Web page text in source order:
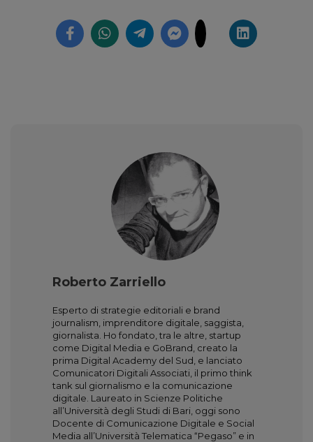
Roberto Zarriello
Esperto di strategie editoriali e brand
journalism, imprenditore digitale, saggista,
giornalista. Ho fondato, tra le altre, startup
come Digital Media e GoBrand, creato la
prima Digital Academy del Sud, e lanciato
Comunicatori Digitali Associati, il primo think
tank sul giornalismo e la comunicazione
digitale. Laureato in Scienze Politiche
all’Università degli Studi di Bari, oggi sono
Docente di Comunicazione Digitale e Social
Media all’Università Telematica “Pegaso” e in